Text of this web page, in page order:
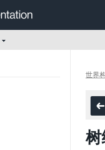
世界
树